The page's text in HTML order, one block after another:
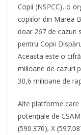
Copii (NSPCC), o
copiilor din Marea
doar 267 de cazuri
pentru Copii
Aceasta este o
milioane de cazuri
30,6 milioane de
Alte platforme
potențiale de
(590.376), X